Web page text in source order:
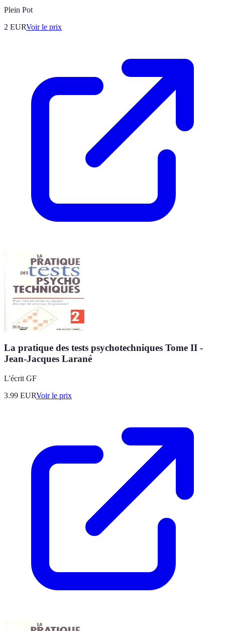
Plein Pot
2 EURVoir le prix
La pratique des tests psychotechniques Tome II -
Jean-Jacques Larané
L'écrit GF
3.99 EURVoir le prix